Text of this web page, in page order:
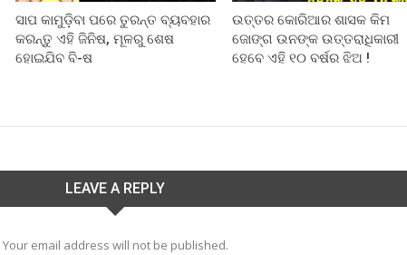
ସାପ କାମୁଡ଼ିବା ପରେ ତୁରନ୍ତ ବ୍ୟବହାର
କରନ୍ତୁ ଏହି ଜିନିଷ, ମୂଳରୁ ଶେଷ
ହୋଇଯିବ ବି-ଷ
ଉତ୍ତର କୋରିଆର ଶାସକ କିମ
ଜୋଙ୍ଗ ଉନଙ୍କ ଉତ୍ତରାଧିକାରୀ
ହେବେ ଏହି ୧୦ ବର୍ଷର ଝିଅ !
LEAVE A REPLY
Your email address will not be published.